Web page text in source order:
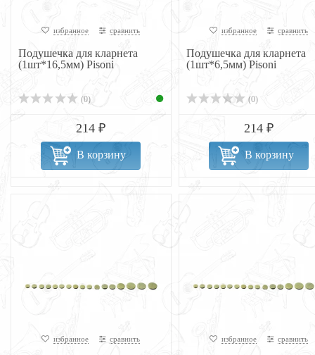
избранное сравнить
Подушечка для кларнета
(1шт*16,5мм) Pisoni
(0)
214 ₽
В корзину
избранное сравнить
Подушечка для кларнета
(1шт*6,5мм) Pisoni
(0)
214 ₽
В корзину
избранное сравнить избранное сравнить